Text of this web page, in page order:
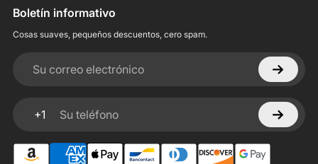
Boletín informativo
Cosas suaves, pequeños descuentos, cero spam.
Su correo electrónico
+1
Su teléfono